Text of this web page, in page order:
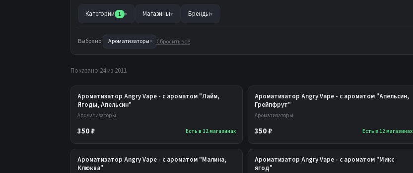
Категории 1 ▾ Магазины▾ Бренды▾
Выбрано: Ароматизаторы× Сбросить всё
Показано 24 из 2011
Ароматизатор Angry Vape - с ароматом "Лайм,
Ягоды, Апельсин"
Ароматизаторы
350 ₽ Есть в 12 магазинах
Ароматизатор Angry Vape - с ароматом "Апельсин,
Грейпфрут"
Ароматизаторы
350 ₽ Есть в 12 магазинах
Ароматизатор Angry Vape - с ароматом "Малина,
Клюква"
Ароматизатор Angry Vape - с ароматом "Микс
ягод"